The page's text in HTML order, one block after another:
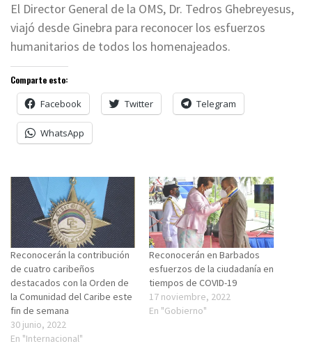
El Director General de la OMS, Dr. Tedros Ghebreyesus,
viajó desde Ginebra para reconocer los esfuerzos
humanitarios de todos los homenajeados.
Comparte esto:
Facebook Twitter Telegram
WhatsApp
Reconocerán la contribución
de cuatro caribeños
destacados con la Orden de
la Comunidad del Caribe este
fin de semana
30 junio, 2022
En "Internacional"
Reconocerán en Barbados
esfuerzos de la ciudadanía en
tiempos de COVID-19
17 noviembre, 2022
En "Gobierno"